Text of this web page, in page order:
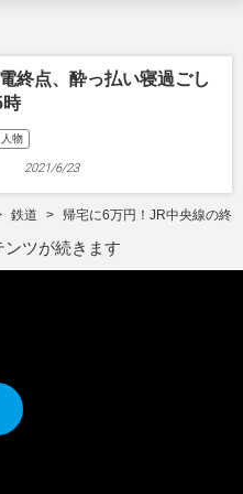
終点、酔っ払い寝過ごし
時
人物
2021/6/23
鉄道 帰宅に6万円！JR中央線の終
ツが続きます
P